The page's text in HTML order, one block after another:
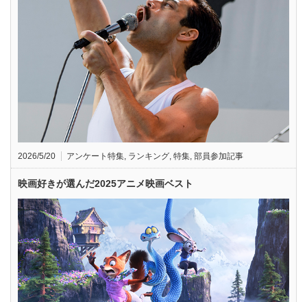
2026/5/20 アンケート特集, ランキング, 特集, 部員参加記事
映画好きが選んだ2025アニメ映画ベスト